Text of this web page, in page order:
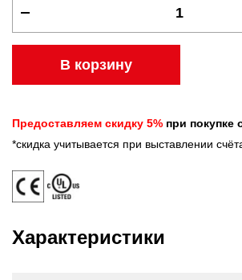
В корзину
Предоставляем скидку 5% при покупке
*скидка учитывается при выставлении
Характеристики